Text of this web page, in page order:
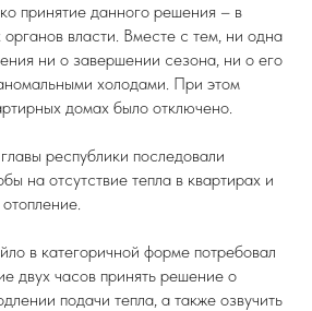
принятие данного решения – в
власти. Вместе с тем, ни одна
ни о завершении сезона, ни о его
холодами. При этом
домах было отключено.
республики последовали
на отсутствие тепла в квартирах и
в категоричной форме потребовал
двух часов принять решение о
подачи тепла, а также озвучить